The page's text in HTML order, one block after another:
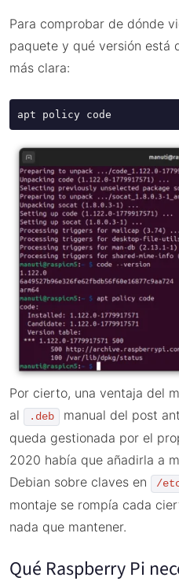
Para comprobar de dónde
paquete y qué versión está
más clara:
apt policy code
Por cierto, una ventaja del
al
.deb
manual del post
queda gestionada por el
2020 había que añadirla a
Debian sobre claves en
/
montaje se rompía cada
nada que mantener.
Qué Raspberry Pi